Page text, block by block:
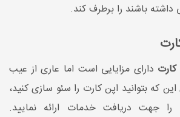
داشته باشند را برطرف کند.
دارای مزایایی است اما عاری از عیب
که بتوانید اپن کارت را سئو سازی کنید،
را جهت دریافت خدمات ارائه نمایید.